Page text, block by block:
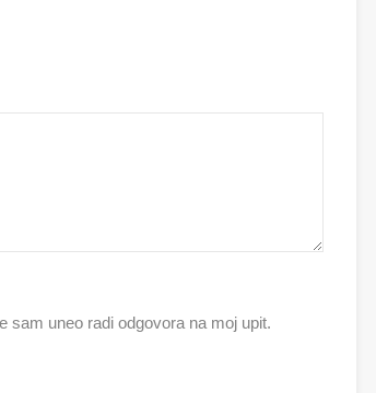
sam uneo radi odgovora na moj upit.